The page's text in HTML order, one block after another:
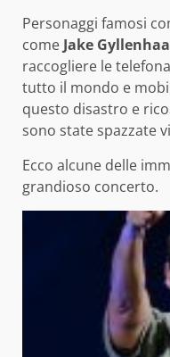
Personaggi famosi
comeJake
raccogliere le
tutto il mondo e
questo disastro e
sono state spazzate
Ecco alcune delle
grandioso concerto.